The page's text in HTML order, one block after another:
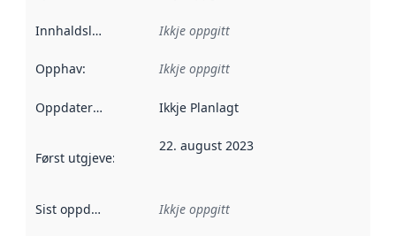
Innhaldsleverandørar :
Ikkje oppgitt
Opphav: Ikkje oppgitt
Oppdateringsfrekvens :
Ikkje Planlagt
Først utgjeve: Denne datoen seier når dataa i dette
22. august 2023
Sist oppdatert Ikkje oppgitt